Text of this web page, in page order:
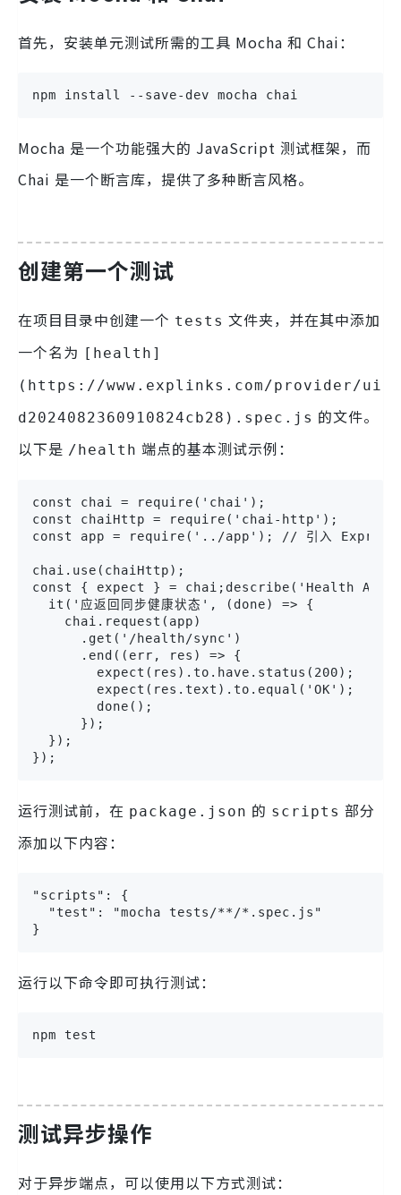
首先，安装单元测试所需的工具 Mocha 和 Chai：
npm install --save-dev mocha chai
Mocha 是一个功能强大的 JavaScript 测试框架，而
Chai 是一个断言库，提供了多种断言风格。
创建第一个测试
在项目目录中创建一个 tests 文件夹，并在其中添加
一个名为 [health]
(https://www.explinks.com/provider/ui
d2024082360910824cb28).spec.js 的文件。
以下是 /health 端点的基本测试示例：
const chai = require('chai');
const chaiHttp = require('chai-http');
const app = require('../app'); // 引入 Express
chai.use(chaiHttp);
const { expect } = chai;describe('Health API
  it('应返回同步健康状态', (done) => {
    chai.request(app)
      .get('/health/sync')
      .end((err, res) => {
        expect(res).to.have.status(200);
        expect(res.text).to.equal('OK');
        done();
      });
  });
});
运行测试前，在 package.json 的 scripts 部分
添加以下内容：
"scripts": {
  "test": "mocha tests/**/*.spec.js"
}
运行以下命令即可执行测试：
npm test
测试异步操作
对于异步端点，可以使用以下方式测试：